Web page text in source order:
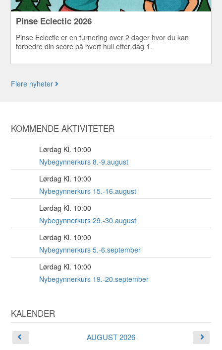
Pinse Eclectic 2026
Pinse Eclectic er en turnering over 2 dager hvor du kan
forbedre din score på hvert hull etter dag 1.
Flere nyheter
KOMMENDE AKTIVITETER
Lørdag Kl. 10:00
Nybegynnerkurs 8.-9.august
Lørdag Kl. 10:00
Nybegynnerkurs 15.-16.august
Lørdag Kl. 10:00
Nybegynnerkurs 29.-30.august
Lørdag Kl. 10:00
Nybegynnerkurs 5.-6.september
Lørdag Kl. 10:00
Nybegynnerkurs 19.-20.september
KALENDER
AUGUST 2026